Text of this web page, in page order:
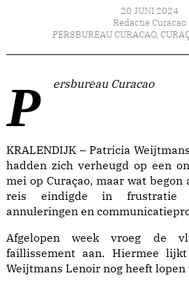
20 JUNI 2024
Redactie Curacao
PERSBUREAU CURACAO,
Persbureau Curacao
KRALENDIJK – Patricia
hadden zich verheugd op een
mei op Curaçao, maar wat begon
reis eindigde in frustratie
annuleringen en
Afgelopen week vroeg de
faillissement aan. Hiermee
Weijtmans Lenoir nog heeft lopen